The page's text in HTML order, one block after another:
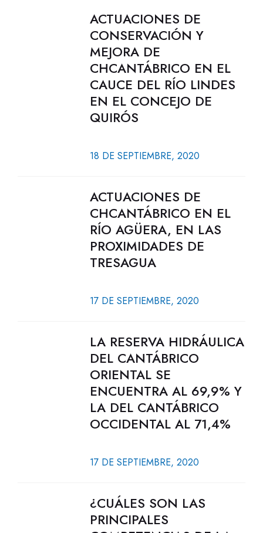
ACTUACIONES DE
CONSERVACIÓN Y
MEJORA DE
CHCANTÁBRICO EN EL
CAUCE DEL RÍO LINDES
EN EL CONCEJO DE
QUIRÓS
18 DE SEPTIEMBRE, 2020
ACTUACIONES DE
CHCANTÁBRICO EN EL
RÍO AGÜERA, EN LAS
PROXIMIDADES DE
TRESAGUA
17 DE SEPTIEMBRE, 2020
LA RESERVA HIDRÁULICA
DEL CANTÁBRICO
ORIENTAL SE
ENCUENTRA AL 69,9% Y
LA DEL CANTÁBRICO
OCCIDENTAL AL 71,4%
17 DE SEPTIEMBRE, 2020
¿CUÁLES SON LAS
PRINCIPALES